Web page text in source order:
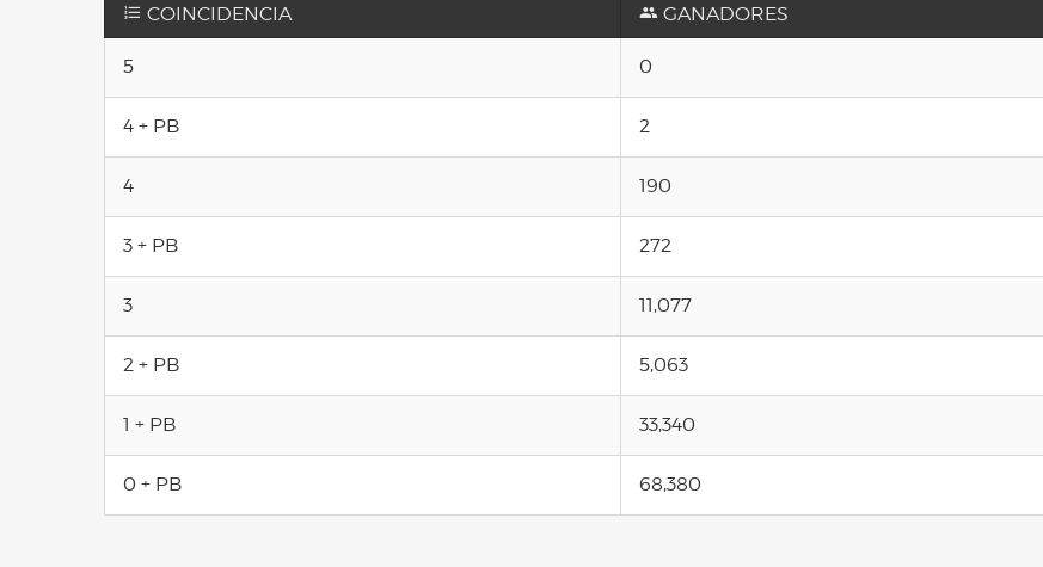
COINCIDENCIA GANADORES
5 0
4 + PB 2
4 190
3 + PB 272
3 11,077
2 + PB 5,063
1 + PB 33,340
0 + PB 68,380